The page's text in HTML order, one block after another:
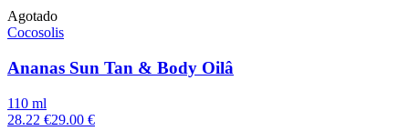
Agotado
Cocosolis
Ananas Sun Tan & Body Oilâ
110 ml
28.22 €29.00 €